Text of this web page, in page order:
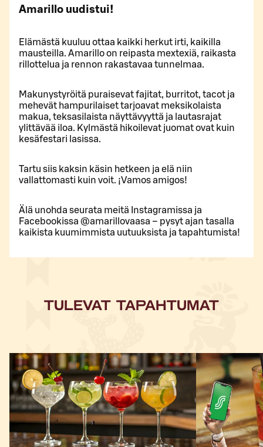
Amarillo uudistui!
Elämästä kuuluu ottaa kaikki herkut irti, kaikilla
mausteilla. Amarillo on reipasta mextexiä, raikasta
rillottelua ja rennon rakastavaa tunnelmaa.
Makunystyröitä puraisevat fajitat, burritot, tacot ja
mehevät hampurilaiset tarjoavat meksikolaista
makua, teksasilaista näyttävyyttä ja lautasrajat
ylittävää iloa. Kylmästä hikoilevat juomat ovat kuin
kesäfestari lasissa.
Tartu siis kaksin käsin hetkeen ja elä niin
vallattomasti kuin voit. ¡Vamos amigos!
Älä unohda seurata meitä Instagramissa ja
Facebookissa @amarillovaasa – pysyt ajan tasalla
kaikista kuumimmista uutuuksista ja tapahtumista!
TULEVAT TAPAHTUMAT